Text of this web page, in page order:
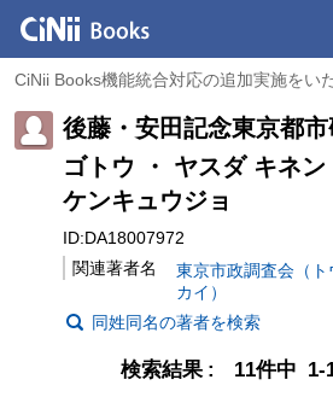
CiNii Books機能統合対応の追加実施をい
後藤・安田記念東京都
ゴトウ ・ ヤスダ キネ
ケンキュウジョ
ID:DA18007972
関連著者名
東京市政調査会（
カイ）
同姓同名の著者を検索
検索結果 11件中 1-